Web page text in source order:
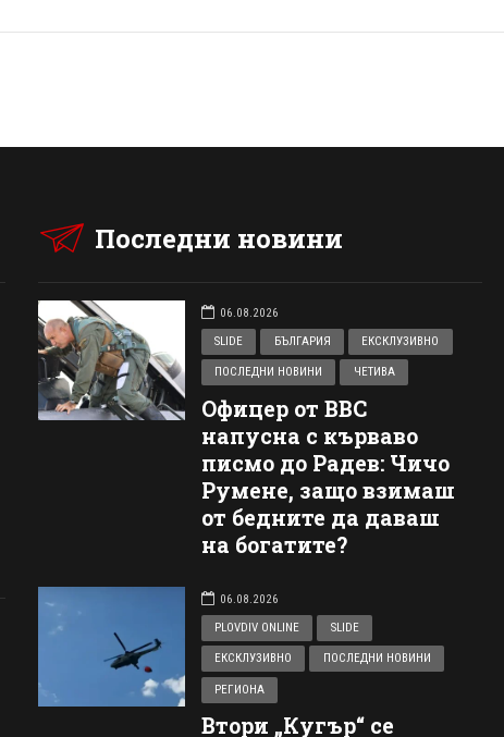
Последни новини
06.08.2026
SLIDE
БЪЛГАРИЯ ЕКСКЛУЗИВНО
ПОСЛЕДНИ НОВИНИ ЧЕТИВА
Офицер от ВВС
напусна с кърваво
писмо до Радев: Чичо
Румене, защо взимаш
от бедните да даваш
на богатите?
06.08.2026
PLOVDIV ONLINE
SLIDE
ЕКСКЛУЗИВНО ПОСЛЕДНИ НОВИНИ
РЕГИОНА
Втори „Кугър“ се